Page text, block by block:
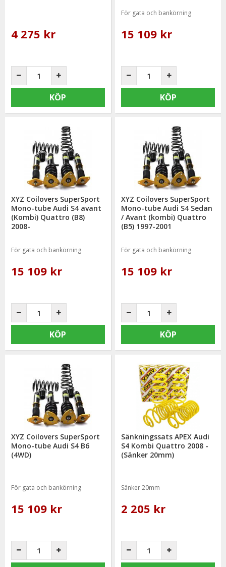
4 275 kr
KÖP
För gata och bankörning
15 109 kr
KÖP
XYZ Coilovers SuperSport
Mono-tube Audi S4 avant
(Kombi) Quattro (B8)
2008-
För gata och bankörning
15 109 kr
KÖP
XYZ Coilovers SuperSport
Mono-tube Audi S4 Sedan
/ Avant (kombi) Quattro
(B5) 1997-2001
För gata och bankörning
15 109 kr
KÖP
XYZ Coilovers SuperSport
Mono-tube Audi S4 B6
(4WD)
För gata och bankörning
15 109 kr
Sänkningssats APEX Audi
S4 Kombi Quattro 2008 -
(Sänker 20mm)
Sänker 20mm
2 205 kr